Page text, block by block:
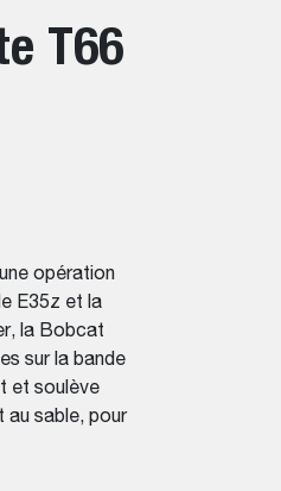
T66
opération
E35z et la
la Bobcat
sur la bande
et soulève
au sable, pour